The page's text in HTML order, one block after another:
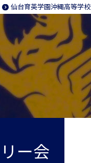
仙台育英学園沖縄高等学校
ー会